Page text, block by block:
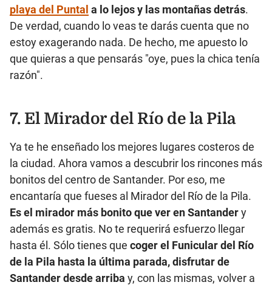
playa del Puntal a lo lejos y las montañas detrás.
De verdad, cuando lo veas te darás cuenta que no
estoy exagerando nada. De hecho, me apuesto lo
que quieras a que pensarás "oye, pues la chica tenía
razón".
7. El Mirador del Río de la Pila
Ya te he enseñado los mejores lugares costeros de
la ciudad. Ahora vamos a descubrir los rincones más
bonitos del centro de Santander. Por eso, me
encantaría que fueses al Mirador del Río de la Pila.
Es el mirador más bonito que ver en Santandery
además es gratis. No te requerirá esfuerzo llegar
hasta él. Sólo tienes que coger el Funicular del Río
de la Pila hasta la última parada, disfrutar de
Santander desde arriba y, con las mismas, volver a